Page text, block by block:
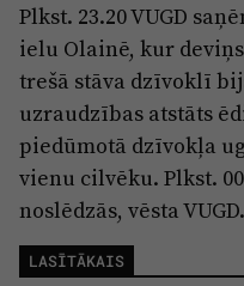
Plkst. 23.20 VUGD
ielu Olainē, kur
trešā stāva dzīvoklī
uzraudzības atstāts
piedūmotā dzīvokļa
vienu cilvēku. Plkst.
noslēdzās, vēsta VUGD.
LASĪTĀKAIS